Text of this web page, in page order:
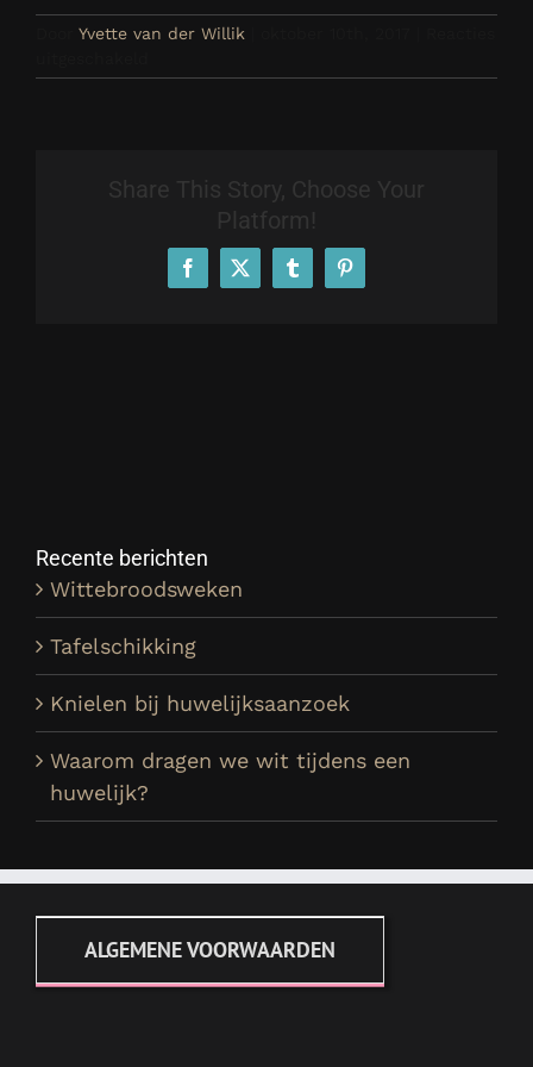
Yvette van der Willik
Maatblouse
Share This Story, Choose Your
Platform!
Facebook
X TumblrPinterest
Recente berichten
Wittebroodsweken
Tafelschikking
Knielen bij huwelijksaanzoek
Waarom dragen we wit tijdens een
huwelijk?
ALGEMENE VOORWAARDEN